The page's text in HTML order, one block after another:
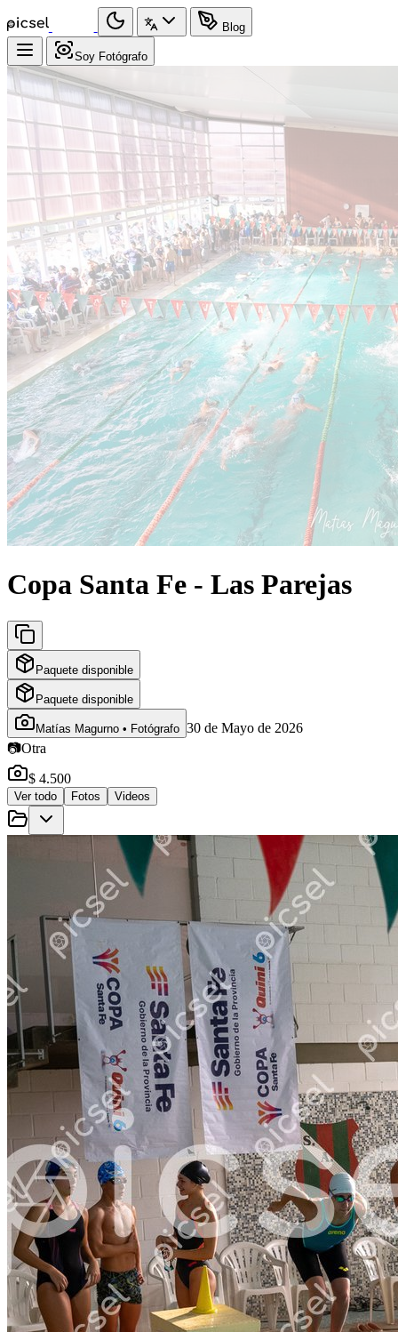
Blog
Soy Fotógrafo
Copa Santa Fe - Las Parejas
Paquete disponible
Paquete disponible
Matías Magurno • Fotógrafo 30 de Mayo de 2026
📷Otra
$ 4.500
Ver todo Fotos Videos